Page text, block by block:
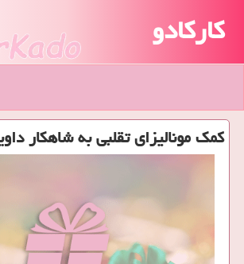
کارکادو
كمك مونالیزای تقلبی به شاهكار